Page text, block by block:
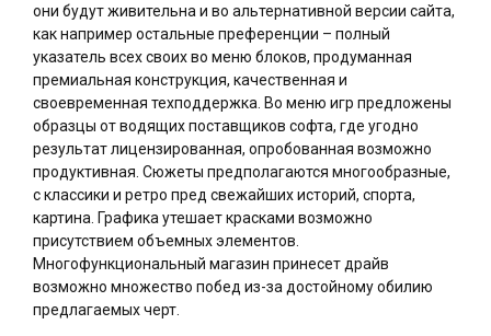
они будут живительна и во альтернативной версии сайта,
как например остальные преференции – полный
указатель всех своих во меню блоков, продуманная
премиальная конструкция, качественная и
своевременная техподдержка. Во меню игр предложены
образцы от водящих поставщиков софта, где угодно
результат лицензированная, опробованная возможно
продуктивная. Сюжеты предполагаются многообразные,
с классики и ретро пред свежайших историй, спорта,
картина. Графика утешает красками возможно
присутствием объемных элементов.
Многофункциональный магазин принесет драйв
возможно множество побед из-за достойному обилию
предлагаемых черт.